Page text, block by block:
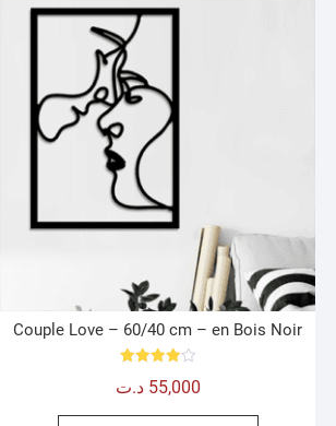
Couple Love – 60/40 cm – en Bois Noir
4.0055,000 د.ت